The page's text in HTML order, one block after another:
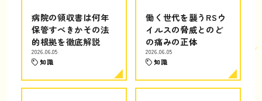
病院の領収書は何年
保管すべきかその法
的根拠を徹底解説
2026.06.05
知識
働く世代を襲うRSウ
イルスの脅威とのど
の痛みの正体
2026.06.05
知識